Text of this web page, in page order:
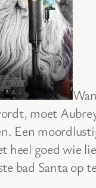
moet
Een
heel goed wie
bad Santa op